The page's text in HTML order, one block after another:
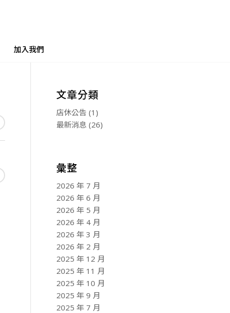
加入我們
文章分類
店休公告 (1)
最新消息 (26)
彙整
2026 年 7 月
2026 年 6 月
2026 年 5 月
2026 年 4 月
2026 年 3 月
2026 年 2 月
2025 年 12 月
2025 年 11 月
2025 年 10 月
2025 年 9 月
2025 年 7 月